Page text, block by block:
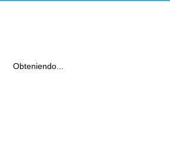
Obteniendo...